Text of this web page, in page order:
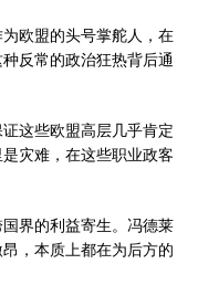
欧盟的头号掌舵人，在
反常的政治狂热背后通
这些欧盟高层几乎肯定
灾难，在这些职业政客
界的利益寄生。冯德莱
，本质上都在为后方的